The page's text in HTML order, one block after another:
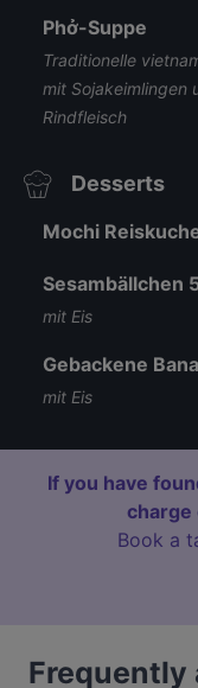
Phở-Suppe
Traditionelle
mit Sojakeimlingen
Rindfleisch
Desserts
Mochi
Sesambällchen
mit Eis
Gebackene
mit Eis
If you have
charge
Book a
Frequently